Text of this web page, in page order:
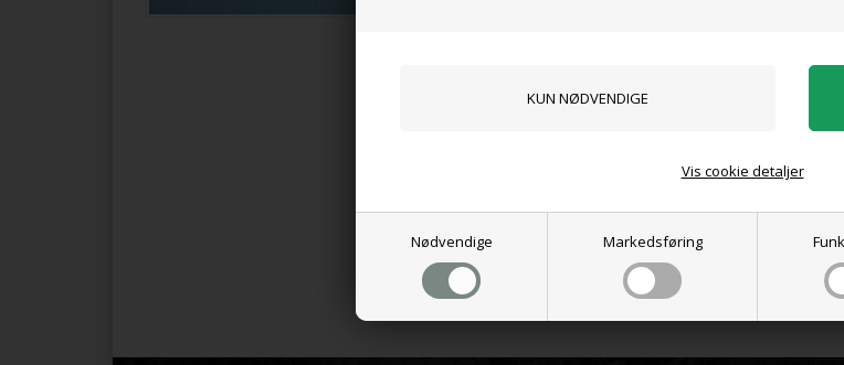
Nødvendige Markedsføring
Vis cookie detaljer
Tilføj anmeldelse
Produktet er endnu ikke anmeldt.
Skriv en